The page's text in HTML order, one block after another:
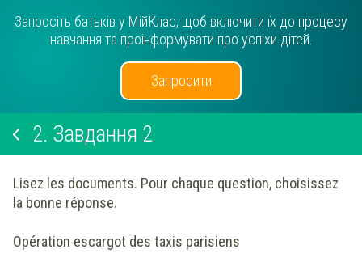
Запросіть батьків у МійКлас, щоб включити їх до процесу
навчання та проінформувати про успіхи дітей.
Запросити
2. Завдання 2
Lisez les documents. Pour chaque question, choisissez
la bonne réponse.
Opération escargot des taxis parisiens